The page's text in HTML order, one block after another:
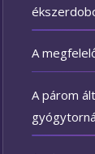
A
A párom